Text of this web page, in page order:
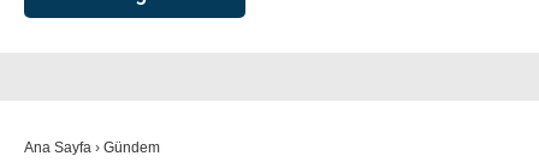
Ana Sayfa › Gündem